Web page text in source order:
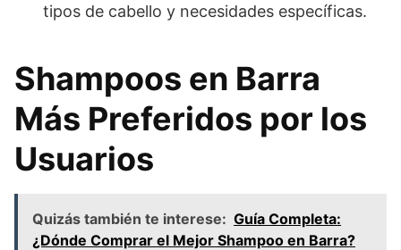
tipos de cabello y necesidades específicas.
Shampoos en Barra
Más Preferidos por los
Usuarios
Quizás también te interese: Guía Completa:
¿Dónde Comprar el Mejor Shampoo en Barra?